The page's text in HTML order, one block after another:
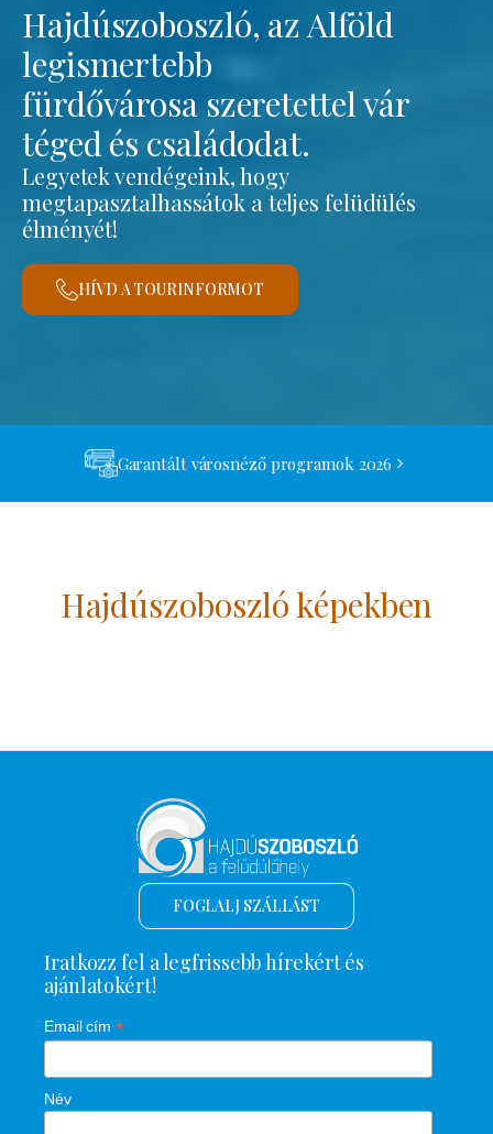
Hajdúszoboszló, az Alföld
legismertebb
fürdővárosa szeretettel vár
téged és családodat.
Legyetek vendégeink, hogy
megtapasztalhassátok a teljes felüdülés
élményét!
HÍVD A TOURINFORMOT
Garantált városnéző programok 2026
Hajdúszoboszló képekben
FOGLALJ SZÁLLÁST
Iratkozz fel a legfrissebb hírekért és
ajánlatokért!
Email cím *
Név